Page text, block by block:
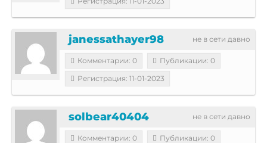
не в сети давно
janessathayer98
Комментарии: 0
Публикации: 0
Регистрация: 11-01-2023
не в сети давно
solbear40404
Комментарии: 0
Публикации: 0